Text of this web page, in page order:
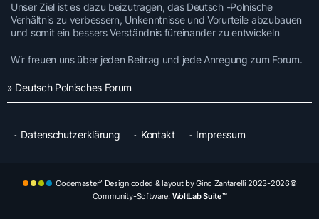
Unser Ziel ist es dazu beizutragen, das Deutsch -Polnische
Verhältnis zu verbessern, Unkenntnisse und Vorurteile abzubauen
und somit ein bessers Verständnis füreinander zu entwickeln
Wir freuen uns über jeden Beitrag und jede Anregung zum Forum.
» Deutsch Polnisches Forum
Datenschutzerklärung Kontakt Impressum
Codemaster² Design coded & layout by Gino Zantarelli 2023-2026©
Community-Software: WoltLab Suite™